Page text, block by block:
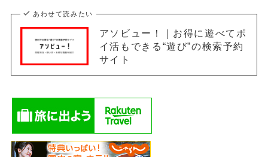
あわせて読みたい
アソビュー！｜お得に遊べてポ
イ活もできる“遊び”の検索予約
サイト